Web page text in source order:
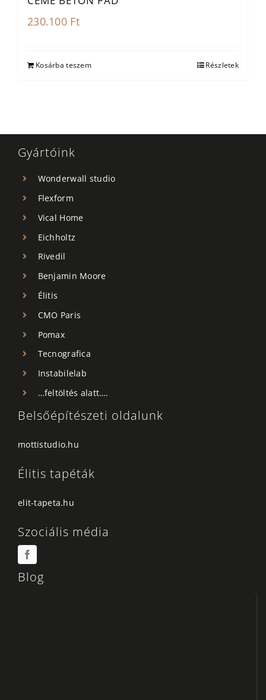
230.100 Ft
Kosárba teszem Részletek
Gyártóink
Wonderwall studio
Flexform
Vical Home
Eichholtz
Rivedil
Benjamin Moore
Élitis
CMO Paris
Pomax
Tecnografica
Instabilelab
…feltöltés alatt….
Belsőépítészeti oldalunk
mottistudio.hu
Élitis tapéták
elit-tapeta.hu
Szociális média
Blog